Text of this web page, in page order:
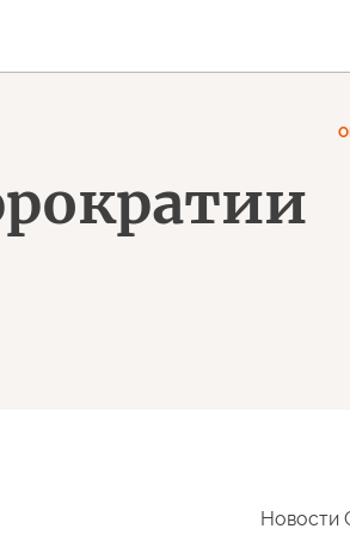
Новости